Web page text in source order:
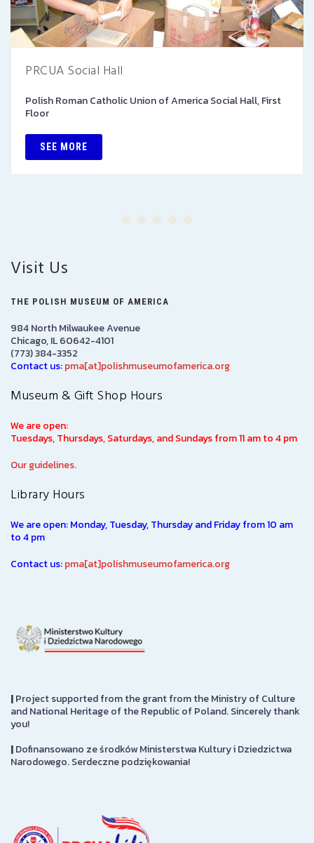
PRCUA Social Hall
Polish Roman Catholic Union of America Social Hall, First
Floor
SEE MORE
Visit Us
THE POLISH MUSEUM OF AMERICA
984 North Milwaukee Avenue
Chicago, IL 60642-4101
(773) 384-3352
Contact us:pma[at]polishmuseumofamerica.org
Museum & Gift Shop Hours
We are open:
Tuesdays, Thursdays, Saturdays, and Sundays from 11 am to 4 pm
Our guidelines.
Library Hours
We are open: Monday, Tuesday, Thursday and Friday from 10 am
to 4 pm
Contact us:pma[at]polishmuseumofamerica.org
|Project supported from the grant from the Ministry of Culture
and National Heritage of the Republic of Poland. Sincerely thank
you!
|Dofinansowano ze środków Ministerstwa Kultury i Dziedzictwa
Narodowego. Serdeczne podziękowania!